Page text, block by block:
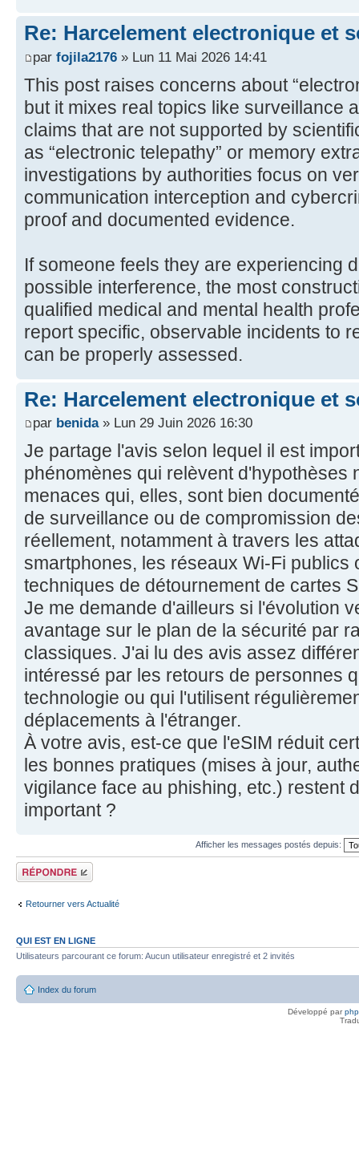
Re: Harcelement electronique et
par fojila2176 » Lun 11 Mai 2026 14:41
This post raises concerns about
but it mixes real topics like surveillance
claims that are not supported by
as “electronic telepathy” or memory
investigations by authorities focus on
communication interception and
proof and documented evidence.
If someone feels they are experiencing
possible interference, the most
qualified medical and mental health
report specific, observable incidents to
can be properly assessed.
Re: Harcelement electronique et
par benida» Lun 29 Juin 2026 16:30
Je partage l'avis selon lequel il est
phénomènes qui relèvent d'hypothèses
menaces qui, elles, sont bien
de surveillance ou de compromission
réellement, notamment à travers les
smartphones, les réseaux Wi-Fi publics
techniques de détournement de cartes
Je me demande d'ailleurs si l'évolution
avantage sur le plan de la sécurité par
classiques. J'ai lu des avis assez
intéressé par les retours de personnes
technologie ou qui l'utilisent
déplacements à l'étranger.
À votre avis, est-ce que l'eSIM réduit
les bonnes pratiques (mises à jour,
vigilance face au phishing, etc.) restent
important ?
Afficher les messages postés depuis:
Répondre
Retourner vers Actualité
QUI EST EN LIGNE
Utilisateurs parcourant ce forum: Aucun utilisateur enregistré et 2 invités
Index du forum
Développé par